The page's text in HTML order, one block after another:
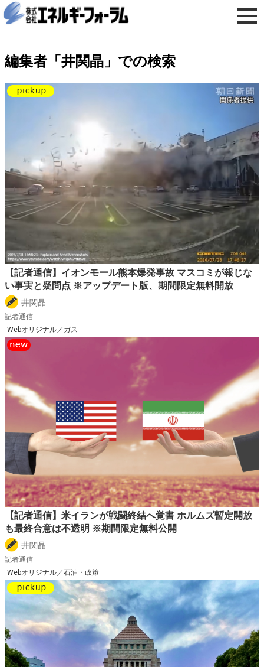
編集者「井関晶」での検索
【記者通信】イオンモール熊本爆発事故 マスコミが報じな
い事実と疑問点 ※アップデート版、期間限定無料開放
井関晶
記者通信
Webオリジナル／ガス
【記者通信】米イランが戦闘終結へ覚書 ホルムズ暫定開放
も最終合意は不透明 ※期間限定無料公開
井関晶
記者通信
Webオリジナル／石油・政策